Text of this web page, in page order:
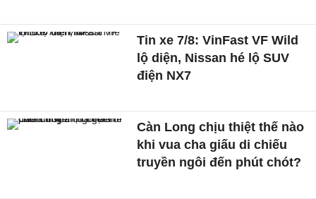
Tin xe 7/8: VinFast VF Wild
lộ diện, Nissan hé lộ SUV
điện NX7
Càn Long chịu thiệt thế nào
khi vua cha giấu di chiếu
truyền ngôi đến phút chót?